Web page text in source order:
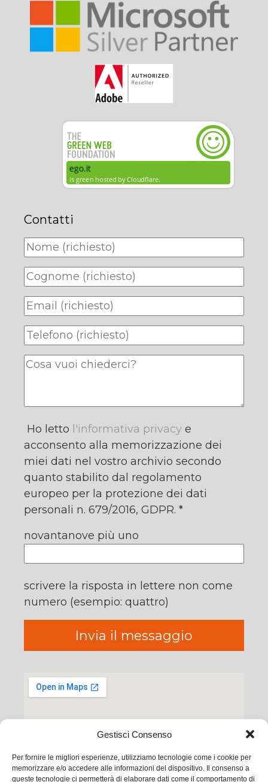
Gestisci Consenso
Per fornire le migliori esperienze, utilizziamo tecnologie come i cookie per
memorizzare e/o accedere alle informazioni del dispositivo. Il consenso a
queste tecnologie ci permetterà di elaborare dati come il comportamento di
Contatti
Ho letto l'informativa privacy e
acconsento alla memorizzazione dei
miei dati nel vostro archivio secondo
quanto stabilito dal regolamento
europeo per la protezione dei dati
personali n. 679/2016, GDPR. *
novantanove più uno
scrivere la risposta in lettere non come
numero (esempio: quattro)